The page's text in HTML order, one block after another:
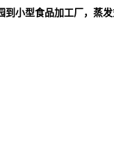
小型食品加工厂，蒸